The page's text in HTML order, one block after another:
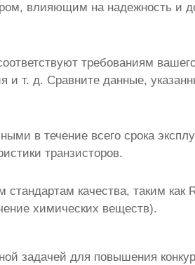
влияющим на надежность и
требованиям
и т. д. Сравните данные,
в течение всего срока
транзисторов.
качества, таким как
химических веществ).
задачей для повышения